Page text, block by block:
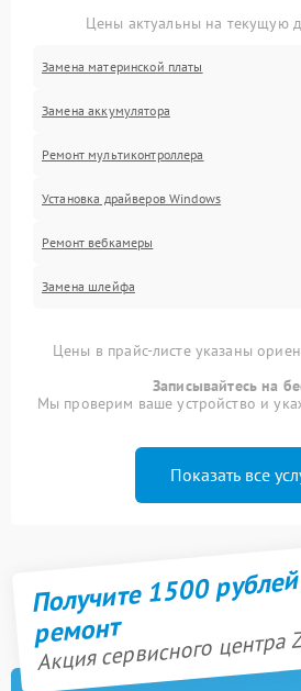
Цены актуальны на текущую
Замена материнской платы
Замена аккумулятора
Ремонт мультиконтроллера
Установка драйверов Windows
Ремонт вебкамеры
Замена шлейфа
Цены в прайс-листе указаны
Записывайтесь на
Мы проверим ваше устройство и
Показать все
Получите 1500
ремонт
Акция сервисного центра